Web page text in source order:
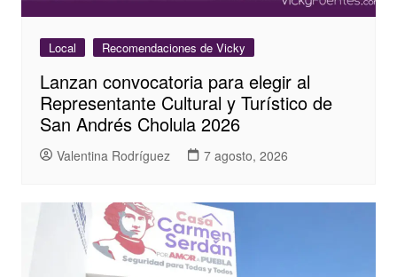
Local Recomendaciones de Vicky
Lanzan convocatoria para elegir al
Representante Cultural y Turístico de
San Andrés Cholula 2026
Valentina Rodríguez 7 agosto, 2026